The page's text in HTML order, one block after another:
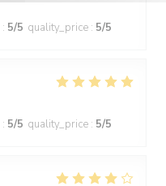
: 5/5 quality_price : 5/5
: 5/5 quality_price : 5/5